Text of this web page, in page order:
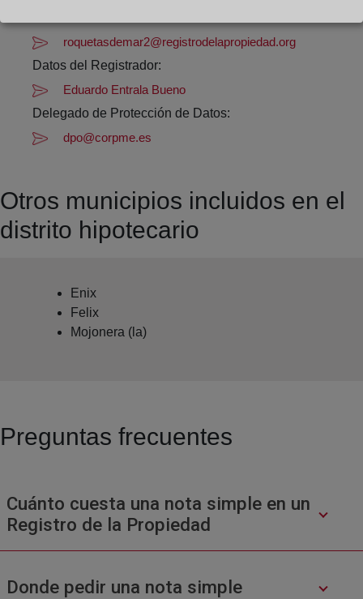
roquetasdemar2@registrodelapropiedad.org
Datos del Registrador:
Eduardo Entrala Bueno
Delegado de Protección de Datos:
dpo@corpme.es
Otros municipios incluidos en el
distrito hipotecario
Enix
Felix
Mojonera (la)
Preguntas frecuentes
Cuánto cuesta una nota simple en un
Registro de la Propiedad
Donde pedir una nota simple